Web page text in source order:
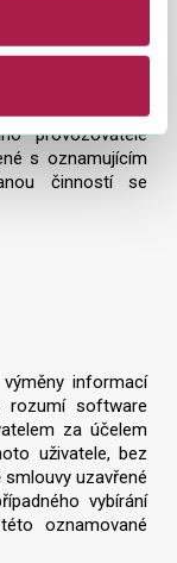
činnost
o činnost, jejíž
platformy,
provozovatele
s oznamujícím
činností se
informací
rozumí software
za účelem
uživatele, bez
uzavřené
vybírání
oznamované